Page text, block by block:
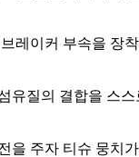
레이커 부속을 장
유질의 결합을 스스
을 주자 티슈 뭉치가